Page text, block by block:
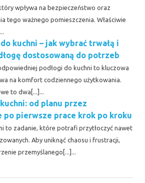
wpływa na bezpieczeństwo oraz
tego ważnego pomieszczenia. Właściwie
kuchni – jak wybrać trwałą i
dostosowaną do potrzeb
podłogi do kuchni to kluczowa
na komfort codziennego użytkowania.
to dwa[...]...
od planu przez
po pierwsze prace krok po kroku
to zadanie, które potrafi przytłoczyć nawet
Aby uniknąć chaosu i frustracji,
przemyślanego[...]...